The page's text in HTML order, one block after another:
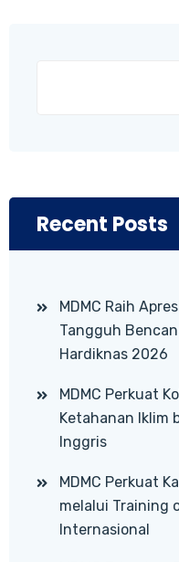
Recent Posts
MDMC Raih
Tangguh
Hardiknas 2026
MDMC Perkuat
Ketahanan Iklim
Inggris
MDMC Perkuat
melalui Training
Internasional